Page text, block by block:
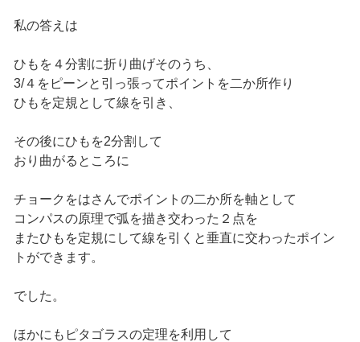
私の答えは
ひもを４分割に折り曲げそのうち、
3/４をピーンと引っ張ってポイントを二か所作り
ひもを定規として線を引き、
その後にひもを2分割して
おり曲がるところに
チョークをはさんでポイントの二か所を軸として
コンパスの原理で弧を描き交わった２点を
またひもを定規にして線を引くと垂直に交わったポイン
トができます。
でした。
ほかにもピタゴラスの定理を利用して